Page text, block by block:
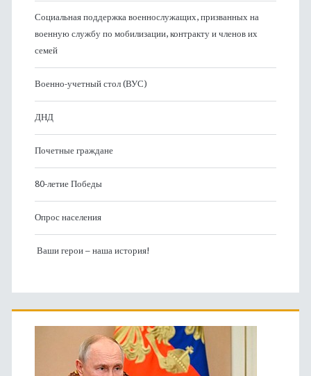
Социальная поддержка военнослужащих, призванных на
военную службу по мобилизации, контракту и членов их
семей
Военно-учетный стол (ВУС)
ДНД
Почетные граждане
80-летие Победы
Опрос населения
Ваши герои – наша история!